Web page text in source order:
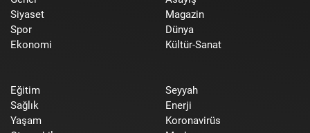
Siyaset
Spor
Ekonomi
Magazin
Dünya
Kültür-Sanat
Eğitim
Sağlık
Yaşam
Seyyah
Enerji
Koronavirüs